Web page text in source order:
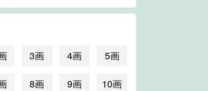
3画 4画 5画
8画 9画 10画